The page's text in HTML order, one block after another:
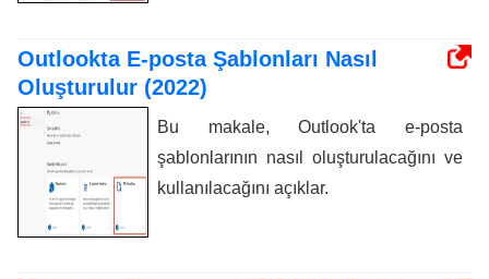
Outlookta E-posta Şablonları Nasıl
Oluşturulur (2022)
Bu makale, Outlook'ta e-posta
şablonlarının nasıl oluşturulacağını ve
kullanılacağını açıklar.